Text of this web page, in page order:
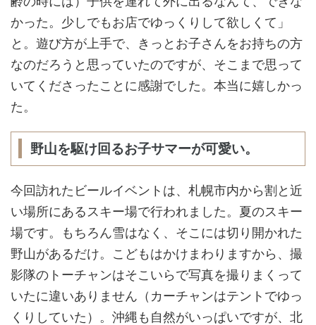
かった。少しでもお店でゆっくりして欲しくて」
と。遊び方が上手で、きっとお子さんをお持ちの方
なのだろうと思っていたのですが、そこまで思って
いてくださったことに感謝でした。本当に嬉しかっ
た。
野山を駆け回るお子サマーが可愛い。
今回訪れたビールイベントは、札幌市内から割と近
い場所にあるスキー場で行われました。夏のスキー
場です。もちろん雪はなく、そこには切り開かれた
野山があるだけ。こどもはかけまわりますから、撮
影隊のトーチャンはそこいらで写真を撮りまくって
いたに違いありません（カーチャンはテントでゆっ
くりしていた）。沖縄も自然がいっぱいですが、北